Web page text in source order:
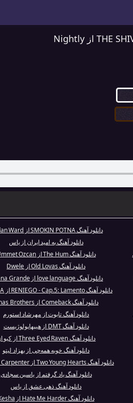
دانلود آهنگ SMOKIN POTNA از Jordan Ward
دانلود آهنگ به امید ایران از یاس
دانلود آهنگ The Hum از Ummet Ozcan
دانلود آهنگ Old Lovas از Dwele
دانلود آهنگ love language از Ariana Grande
دانلود آهنگ RENIEGO - Cap.5: Lamento از ROSALÍA
دانلود آهنگ Comeback از Jonas Brothers
دانلود آهنگ تابوت از مهرشاد استورم
دانلود آهنگ DMT از هیپهاپولوژیست
دانلود آهنگ Three Eyed Raven از کیو ای
دانلود آهنگ خوبه همه‌چی از بهزاد لیتو
دانلود آهنگ Two Young Hearts از Sabrina Carpenter
دانلود آهنگ یاد گرفتم از یاسین سجادی
دانلود آهنگ ذهی عشق از یاس
دانلود آهنگ Hate Me Harder از Kesha